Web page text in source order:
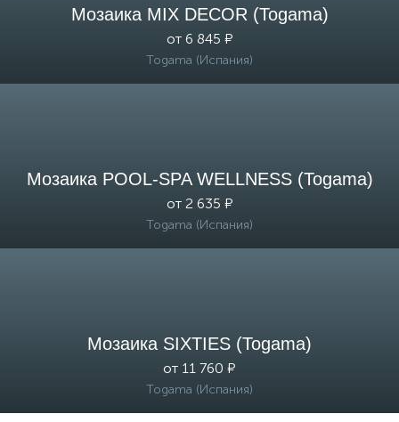
Мозаика MIX DECOR (Togama)
от 6 845 ₽
Togama (Испания)
Мозаика POOL-SPA WELLNESS (Togama)
от 2 635 ₽
Togama (Испания)
Мозаика SIXTIES (Togama)
от 11 760 ₽
Togama (Испания)